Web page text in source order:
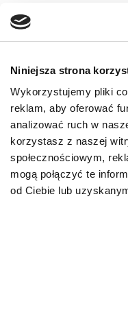
Niniejsza strona
Wykorzystujemy pliki
reklam, aby oferować
analizować ruch w
korzystasz z naszej
społecznościowym,
mogą połączyć te
od Ciebie lub
PRZECZYTAJ WIĘCEJ